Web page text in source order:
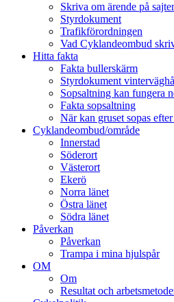
Skriva om ärende på
Styrdokument
Trafikförordningen
Vad Cyklandeombud
Hitta fakta
Fakta bullerskärm
Styrdokument
Sopsaltning kan fungera
Fakta sopsaltning
När kan gruset sopas
Cyklandeombud/område
Innerstad
Söderort
Västerort
Ekerö
Norra länet
Östra länet
Södra länet
Påverkan
Påverkan
Trampa i mina hjulspår
OM
Om
Resultat och